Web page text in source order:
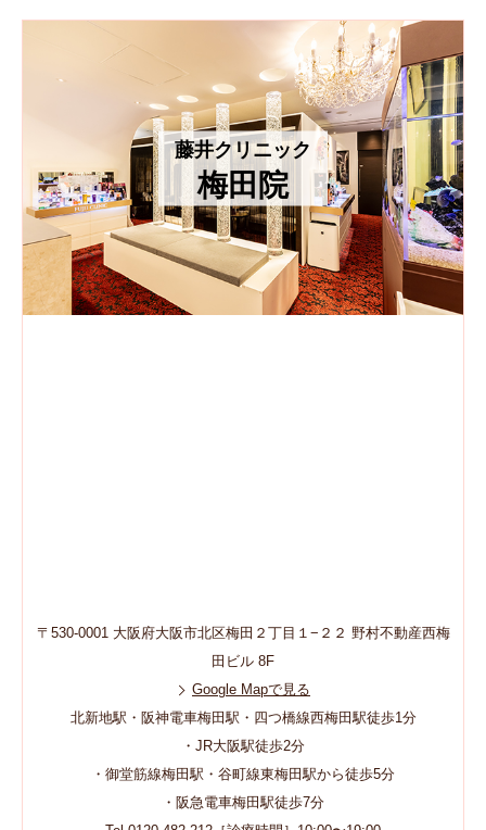
藤井クリニック
梅田院
〒530-0001 大阪府大阪市北区梅田２丁目１−２２ 野村不動産西梅
田ビル 8F
Google Mapで見る
北新地駅・阪神電車梅田駅・四つ橋線西梅田駅徒歩1分
・JR大阪駅徒歩2分
・御堂筋線梅田駅・谷町線東梅田駅から徒歩5分
・阪急電車梅田駅徒歩7分